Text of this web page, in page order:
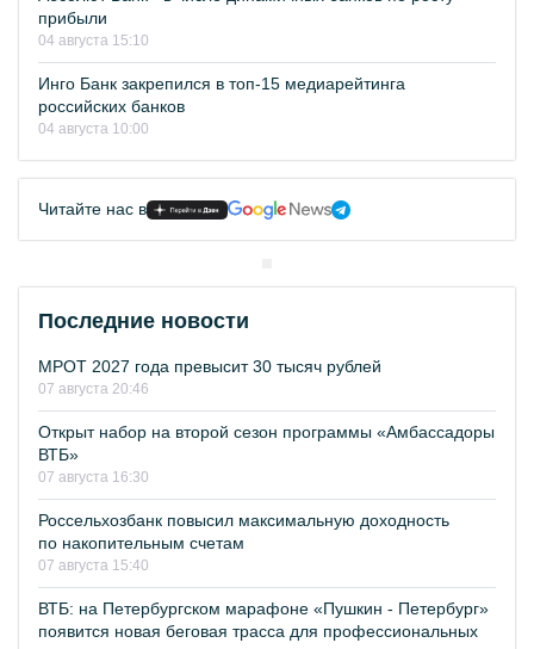
прибыли
04 августа 15:10
Инго Банк закрепился в топ-15 медиарейтинга
российских банков
04 августа 10:00
Читайте нас в
Последние новости
МРОТ 2027 года превысит 30 тысяч рублей
07 августа 20:46
Открыт набор на второй сезон программы «Амбассадоры
ВТБ»
07 августа 16:30
Россельхозбанк повысил максимальную доходность
по накопительным счетам
07 августа 15:40
ВТБ: на Петербургском марафоне «Пушкин - Петербург»
появится новая беговая трасса для профессиональных